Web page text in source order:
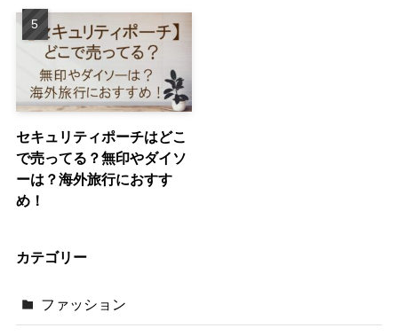
セキュリティポーチはどこ
で売ってる？無印やダイソ
ーは？海外旅行におすす
め！
カテゴリー
ファッション